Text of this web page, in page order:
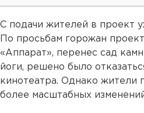
С подачи жителей в проект
По просьбам горожан
«Аппарат», перенес сад
йоги, решено было
кинотеатра. Однако жители
более масштабных